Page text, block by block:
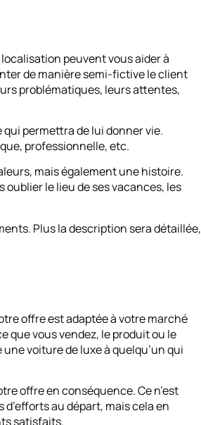
peuvent vous aider à
de manière semi-fictive le client
problématiques, leurs attentes,
permettra de lui donner vie.
professionnelle, etc.
mais également une histoire.
oublier le lieu de ses vacances, les
Plus la description sera détaillée,
offre est adaptée à votre marché
que vous vendez, le produit ou le
voiture de luxe à quelqu’un qui
offre en conséquence. Ce n’est
au départ, mais cela en
satisfaits.